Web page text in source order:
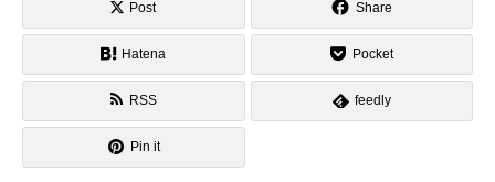
Post Share
Hatena Pocket
RSS feedly
Pin it